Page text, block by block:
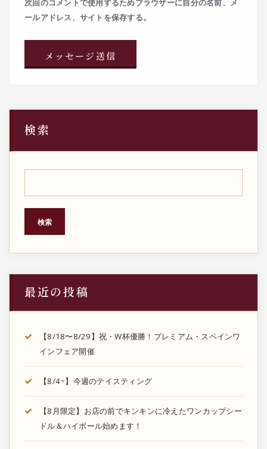
次回のコメントで使用するためブラウザーに自分の名前、メ
ールアドレス、サイトを保存する。
検索
検索
最近の投稿
【8/18〜8/29】祝・W杯優勝！プレミアム・スペインワ
インフェア開催
【8/4~】今週のテイスティング
【8月限定】お店の前でキンキンに冷えたワンカップシー
ドル＆ハイボール始めます！